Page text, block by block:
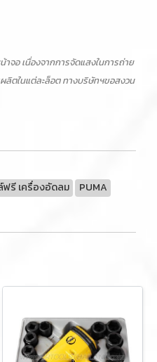
จอ เนื่องจากการจัดแสงในการถ่าย
ลิตในแต่ละล็อต ทางบริษัทฯขอสงวน
รี เครื่องอัดลม PUMA